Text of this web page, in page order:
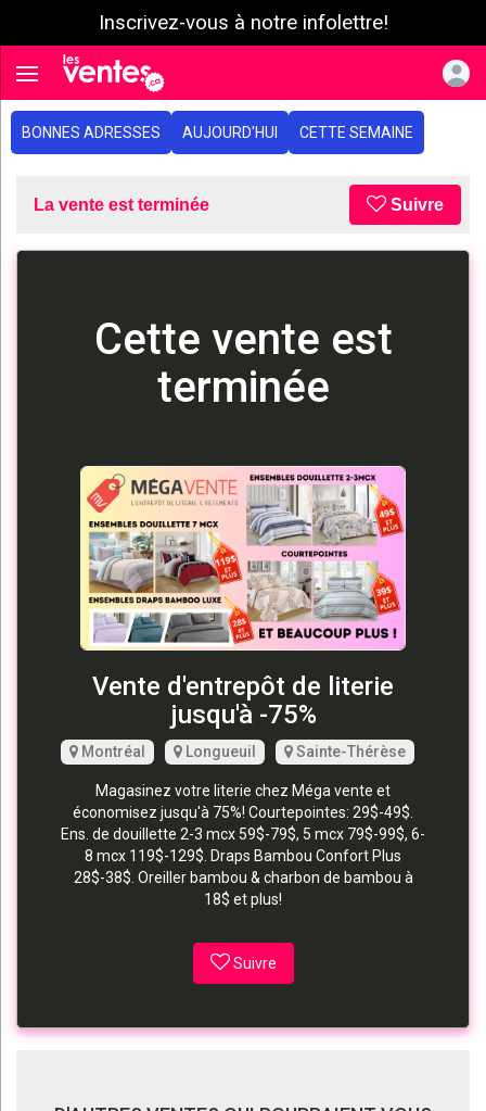
Inscrivez-vous à notre infolettre!
Toggle navigation
BONNES ADRESSES AUJOURD'HUI CETTE SEMAINE
La vente est terminée Suivre
Cette vente est
terminée
Vente d'entrepôt de literie
jusqu'à -75%
Montréal Longueuil Sainte-Thérèse
Magasinez votre literie chez Méga vente et
économisez jusqu'à 75%! Courtepointes: 29$-49$.
Ens. de douillette 2-3 mcx 59$-79$, 5 mcx 79$-99$, 6-
8 mcx 119$-129$. Draps Bambou Confort Plus
28$-38$. Oreiller bambou & charbon de bambou à
18$ et plus!
Suivre